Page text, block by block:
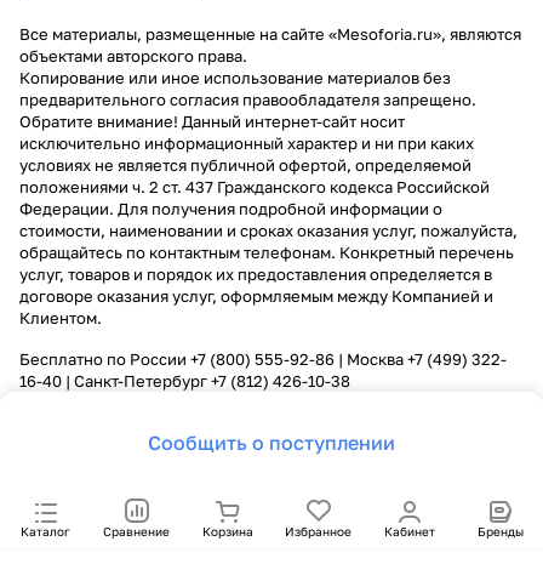
Сообщить о поступлении
Каталог Сравнение Корзина Избранное Кабинет Бренды
Все материалы, размещенные на сайте «Mesoforia.ru», являются
объектами авторского права.
Копирование или иное использование материалов без
предварительного согласия правообладателя запрещено.
Обратите внимание! Данный интернет-сайт носит
исключительно информационный характер и ни при каких
условиях не является публичной офертой, определяемой
положениями ч. 2 ст. 437 Гражданского кодекса Российской
Федерации. Для получения подробной информации о
стоимости, наименовании и сроках оказания услуг, пожалуйста,
обращайтесь по контактным телефонам. Конкретный перечень
услуг, товаров и порядок их предоставления определяется в
договоре оказания услуг, оформляемым между Компанией и
Клиентом.
Бесплатно по России +7 (800) 555-92-86 | Москва+7 (499) 322-
16-40 | Санкт-Петербург+7 (812) 426-10-38